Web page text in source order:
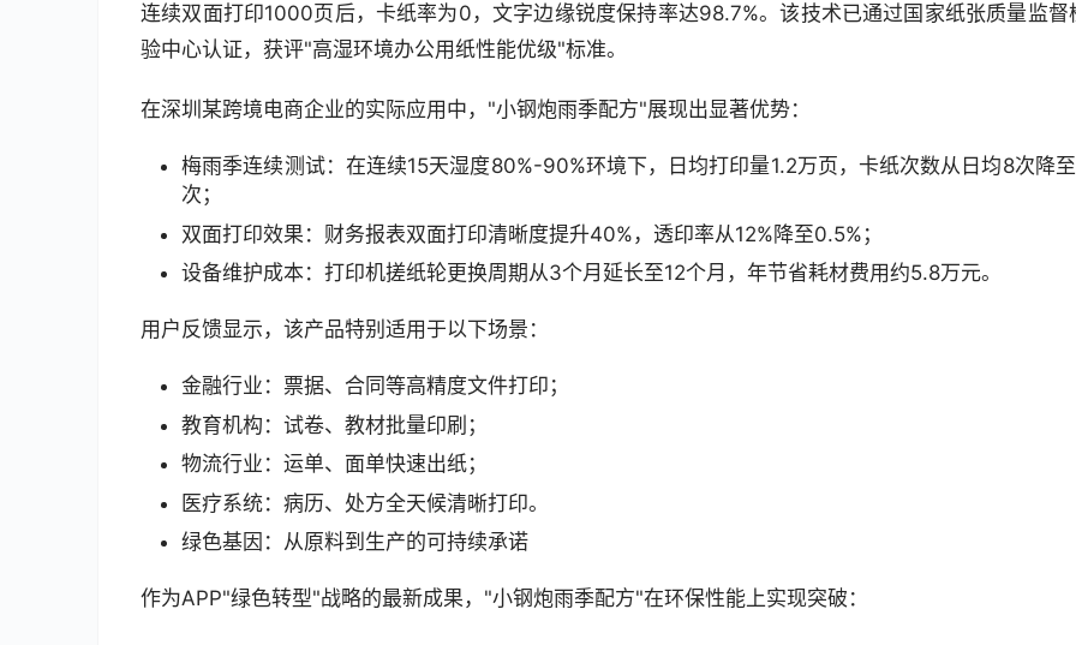
连续双面打印1000页后，卡纸率为0，文字边缘锐度保持率达98.7%。该技术已通过国家纸张质量监督
验中心认证，获评"高湿环境办公用纸性能优级"标准。
在深圳某跨境电商企业的实际应用中，"小钢炮雨季配方"展现出显著优势：
梅雨季连续测试：在连续15天湿度80%-90%环境下，日均打印量1.2万页，卡纸次数从日均8次降
次；
双面打印效果：财务报表双面打印清晰度提升40%，透印率从12%降至0.5%；
设备维护成本：打印机搓纸轮更换周期从3个月延长至12个月，年节省耗材费用约5.8万元。
用户反馈显示，该产品特别适用于以下场景：
金融行业：票据、合同等高精度文件打印；
教育机构：试卷、教材批量印刷；
物流行业：运单、面单快速出纸；
医疗系统：病历、处方全天候清晰打印。
绿色基因：从原料到生产的可持续承诺
作为APP"绿色转型"战略的最新成果，"小钢炮雨季配方"在环保性能上实现突破：